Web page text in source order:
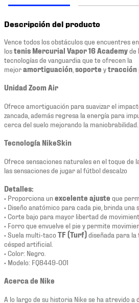
Descripción del producto
Vence todos los obstáculos que encuentres
lostenis Mercurial Vapor 16 Academyde
tecnologías de vanguardia que te ofrecen la
mejoramortiguación soporte ytracción
Unidad Zoom Air
Ofrece amortiguación para suavizar el
zancada, además regresa la energía para
cerca del suelo mejorando la maniobrabilidad.
Tecnología NikeSkin
Ofrece sensaciones naturales en el toque de
las sensaciones de jugar al fútbol descalzo
Detalles:
• Proporciona unexcelente ajuste que
• Diseño anatómico para cada pie, brinda una
• Corte bajo para mayor libertad de
• Forro que envuelve el pie y permite
• Suela multi-taco TF (Turf)diseñada para
césped artificial.
• Color: Negro.
• Modelo: FQ8449-001
Acerca de Nike
A lo largo de su historia Nike se ha atrevido